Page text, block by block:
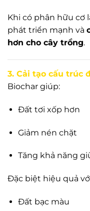
Khi có phân hữu cơ
phát triển mạnh và
hơn cho cây trồng.
3. Cải tạo cấu trúc
Biochar giúp:
Đất tơi xốp hơn
Giảm nén chặt
Tăng khả năng
Đặc biệt hiệu quả
Đất bạc màu